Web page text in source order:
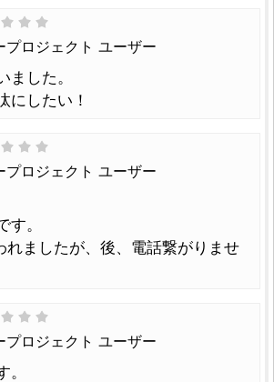
プロジェクト ユーザー
ました。
にしたい！
プロジェクト ユーザー
す。
れましたが、後、電話繋がりませ
プロジェクト ユーザー